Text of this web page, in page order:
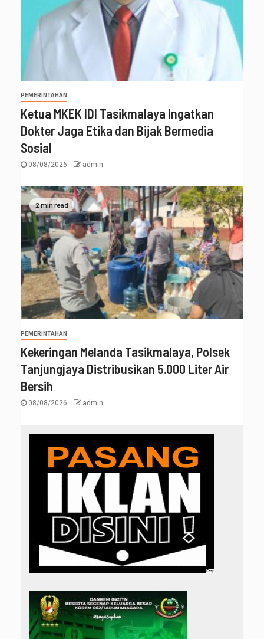
PEMERINTAHAN
Ketua MKEK IDI Tasikmalaya Ingatkan
Dokter Jaga Etika dan Bijak Bermedia
Sosial
08/08/2026 admin
2 min read
PEMERINTAHAN
Kekeringan Melanda Tasikmalaya, Polsek
Tanjungjaya Distribusikan 5.000 Liter Air
Bersih
08/08/2026 admin